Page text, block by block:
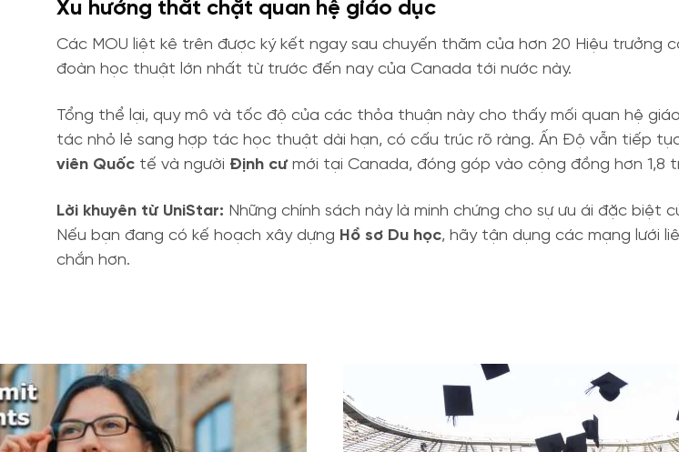
Xu hướng thắt chặt quan hệ giáo dục
Các MOU liệt kê trên được ký kết ngay sau chuyến thăm của hơn 20 Hiệu
đoàn học thuật lớn nhất từ trước đến nay của Canada tới nước này.
Tổng thể lại, quy mô và tốc độ của các thỏa thuận này cho thấy mối quan hệ
tác nhỏ lẻ sang hợp tác học thuật dài hạn, có cấu trúc rõ ràng. Ấn Độ vẫn tiếp
viên Quốc tế và người Định cưmới tại Canada, đóng góp vào cộng đồng hơn 1,8
Lời khuyên từ UniStar: Những chính sách này là minh chứng cho sự ưu ái đặc biệt
Nếu bạn đang có kế hoạch xây dựng Hồ sơ Du học, hãy tận dụng các mạng lưới
chắn hơn.